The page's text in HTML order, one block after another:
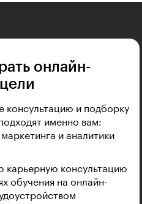
онлайн-
консультацию и подборку
именно вам:
и аналитики
карьерную консультацию
обучения на онлайн-